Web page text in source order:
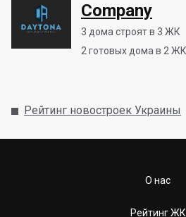
Company
3 дома строят в 3 ЖК
2 готовых дома в 2
Рейтинг новостроек Украины
О нас
Рейтинг ЖК